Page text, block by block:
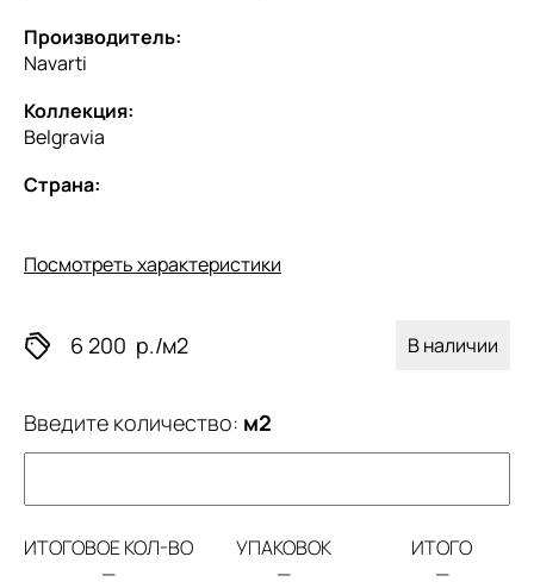
Производитель:
Navarti
Коллекция:
Belgravia
Страна:
Посмотреть характеристики
6 200 р./м2 В наличии
Введите количество: м2
ИТОГОВОЕ КОЛ-ВО
—
УПАКОВОК
—
ИТОГО
—